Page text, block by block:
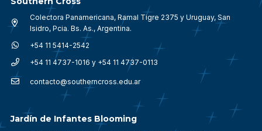
Colectora Panamericana, Ramal Tigre 2375 y Uruguay, San
Isidro, Pcia. Bs. As., Argentina.
+54 11 5414-2542
+54 11 4737-1016 y +54 11 4737-0113
contacto@southerncross.edu.ar
Jardín de Infantes Blooming